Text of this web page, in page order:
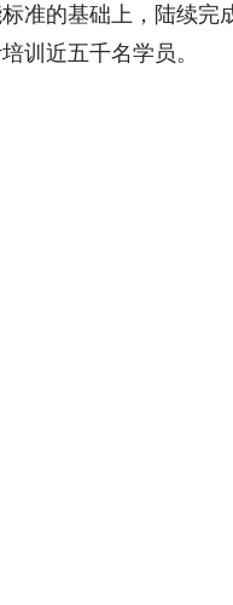
准的基础上，陆续完
训近五千名学员。